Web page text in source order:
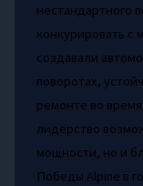
нестандартного
конкурировать
создавали
поворотах,
ремонте во
лидерство
мощности, но и
Победы Alpine в